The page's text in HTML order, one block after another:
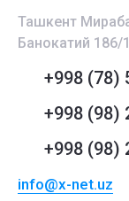
Ташкент
Банокатий 186/1
+998 (78)
+998 (98)
+998 (98)
info@x-net.uz